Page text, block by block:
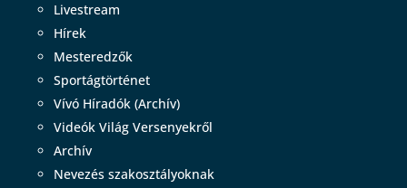
Livestream
Hírek
Mesteredzők
Sportágtörténet
Vívó Híradók (Archív)
Videók Világ Versenyekről
Archív
Nevezés szakosztályoknak